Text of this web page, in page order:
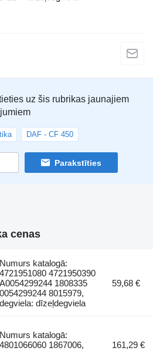
uz šis rubrikas jaunajiem
DAF - CF 450
Parakstīties
cenas
Numurs katalogā:
4721951080 4721950390
A0054299244 1808335
0054299244 8015979,
degviela: dīzeļdegviela
59,68 €
Numurs katalogā:
4801066060 1867006,
161,29 €